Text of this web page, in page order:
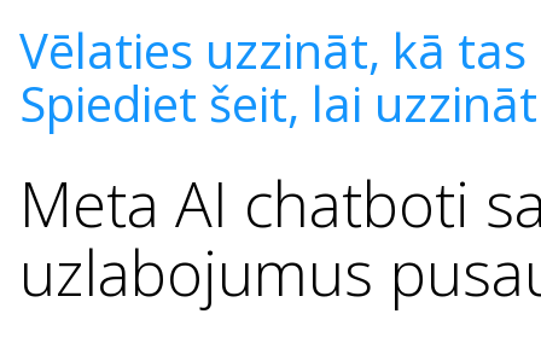
Vēlaties uzzināt, kā
Spiediet šeit, lai
Meta AI chatboti
uzlabojumus